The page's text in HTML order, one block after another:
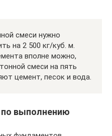
смеси нужно
на 2 500 кг/куб. м.
вполне можно,
смеси на пять
цемент, песок и вода.
выполнению